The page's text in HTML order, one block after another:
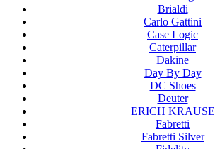
Brialdi
Carlo Gattini
Case Logic
Caterpillar
Dakine
Day By Day
DC Shoes
Deuter
ERICH KRAUSE
Fabretti
Fabretti Silver